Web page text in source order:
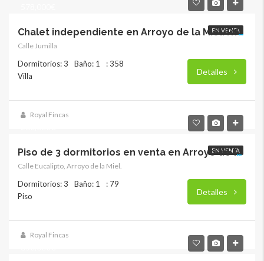
EN VENTAChalet independiente en Arroyo de la Miel. RY-17864
Calle Jumilla
Dormitorios: 3 Baño: 1
: 358
Villa
Detalles
Royal Fincas
EN VENTAPiso de 3 dormitorios en venta en Arroyo de la Miel. RY-17862
Calle Eucalipto, Arroyo de la Miel.
Dormitorios: 3 Baño: 1
: 79
Piso
Detalles
Royal Fincas